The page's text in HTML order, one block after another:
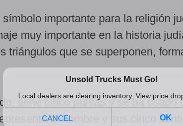
importante para la religión
muy importante en la historia
triángulos que se superponen,
tiene cinco puntas y se ha usado
al hombre y sus cinco